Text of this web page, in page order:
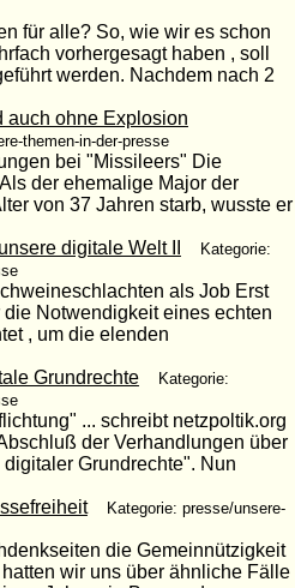
für alle? So, wie wir es schon
vorhergesagt haben , soll
werden. Nachdem nach 2
auch ohne Explosion
themen-in-der-presse
bei "Missileers" Die
der ehemalige Major der
von 37 Jahren starb, wusste er
digitale Welt II
Kategorie:
als Job Erst
Notwendigkeit eines echten
, um die elenden
Grundrechte
Kategorie:
... schreibt netzpoltik.org
der Verhandlungen über
Grundrechte". Nun
Kategorie: presse/unsere-
die Gemeinnützigkeit
wir uns über ähnliche Fälle